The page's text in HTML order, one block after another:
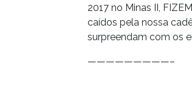
2017 no Minas II,
caídos pela nossa
surpreendam com os
—————————–